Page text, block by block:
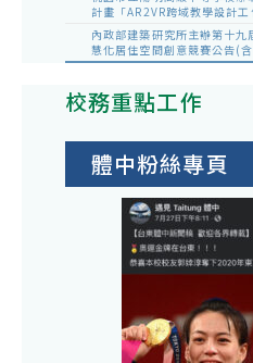
計畫「AR2VR跨域教學設計工
內政部建築研究所主辦第十
慧化居住空間創意競賽公告(
校務重點工作
體中粉絲專頁